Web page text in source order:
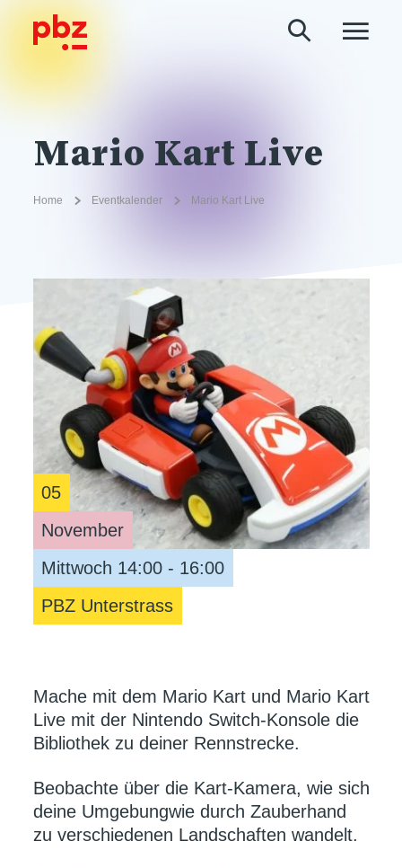
Mario Kart Live
Home Eventkalender Mario Kart Live
05
November
Mittwoch 14:00 - 16:00
PBZ Unterstrass
Mache mit dem Mario Kart und Mario Kart
Live mit der Nintendo Switch-Konsole die
Bibliothek zu deiner Rennstrecke.
Beobachte über die Kart-Kamera, wie sich
deine Umgebungwie durch Zauberhand
zu verschiedenen Landschaften wandelt.